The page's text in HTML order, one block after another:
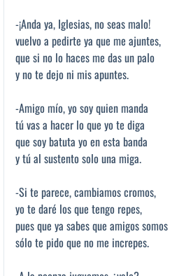
-¡Anda ya, Iglesias, no seas malo!
vuelvo a pedirte ya que me ajuntes,
que si no lo haces me das un palo
y no te dejo ni mis apuntes.
-Amigo mío, yo soy quien manda
tú vas a hacer lo que yo te diga
que soy batuta yo en esta banda
y tú al sustento solo una miga.
-Si te parece, cambiamos cromos,
yo te daré los que tengo repes,
pues que ya sabes que amigos somos
sólo te pido que no me increpes.